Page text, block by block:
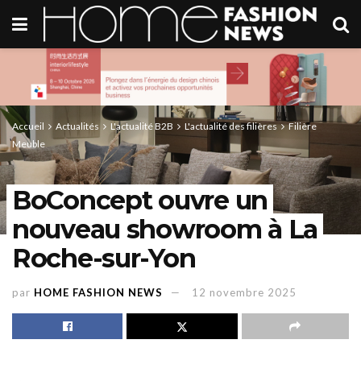
Accueil Actualités L'actualité B2B L'actualité des filières
Filière
Meuble
BoConcept ouvre un
nouveau showroom à La
Roche-sur-Yon
par HOME FASHION NEWS 12 novembre 2025